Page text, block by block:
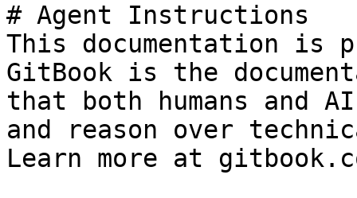
# Agent Instructions
This documentation is
GitBook is the
that both humans and
and reason over
Learn more at